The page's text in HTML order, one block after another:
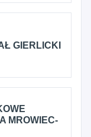
GIERLICKI
MROWIEC-